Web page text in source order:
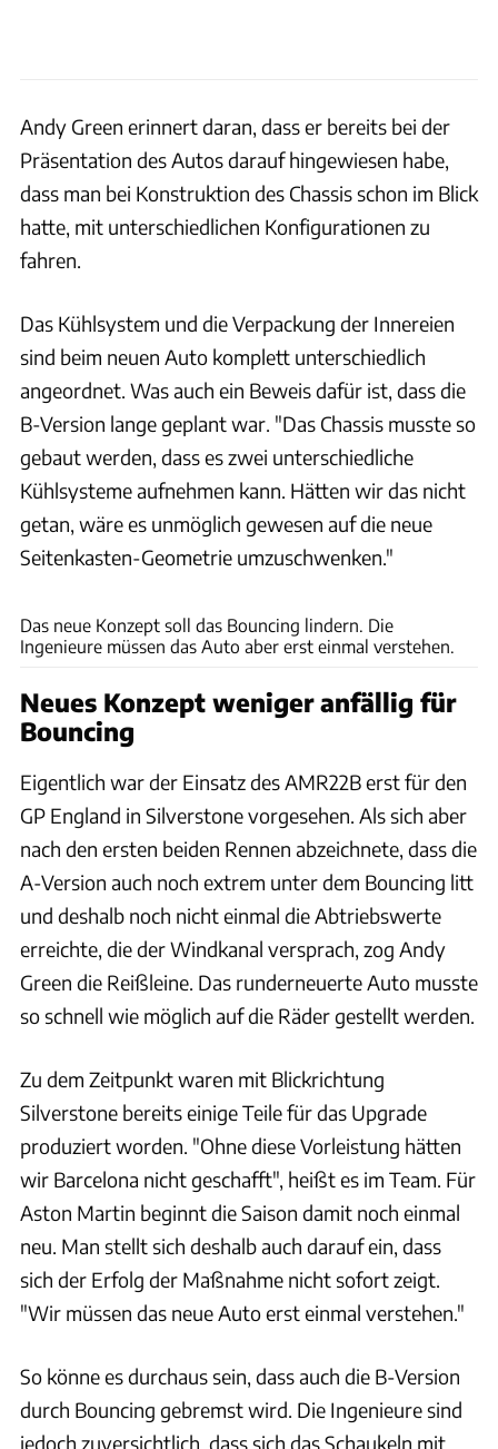
Andy Green erinnert daran, dass er bereits bei der
Präsentation des Autos darauf hingewiesen habe,
dass man bei Konstruktion des Chassis schon im Blick
hatte, mit unterschiedlichen Konfigurationen zu
fahren.
Das Kühlsystem und die Verpackung der Innereien
sind beim neuen Auto komplett unterschiedlich
angeordnet. Was auch ein Beweis dafür ist, dass die
B-Version lange geplant war. "Das Chassis musste so
gebaut werden, dass es zwei unterschiedliche
Kühlsysteme aufnehmen kann. Hätten wir das nicht
getan, wäre es unmöglich gewesen auf die neue
Seitenkasten-Geometrie umzuschwenken."
Das neue Konzept soll das Bouncing lindern. Die
Ingenieure müssen das Auto aber erst einmal verstehen.
Neues Konzept weniger anfällig für
Bouncing
Eigentlich war der Einsatz des AMR22B erst für den
GP England in Silverstone vorgesehen. Als sich aber
nach den ersten beiden Rennen abzeichnete, dass die
A-Version auch noch extrem unter dem Bouncing litt
und deshalb noch nicht einmal die Abtriebswerte
erreichte, die der Windkanal versprach, zog Andy
Green die Reißleine. Das runderneuerte Auto musste
so schnell wie möglich auf die Räder gestellt werden.
Zu dem Zeitpunkt waren mit Blickrichtung
Silverstone bereits einige Teile für das Upgrade
produziert worden. "Ohne diese Vorleistung hätten
wir Barcelona nicht geschafft", heißt es im Team. Für
Aston Martin beginnt die Saison damit noch einmal
neu. Man stellt sich deshalb auch darauf ein, dass
sich der Erfolg der Maßnahme nicht sofort zeigt.
"Wir müssen das neue Auto erst einmal verstehen."
So könne es durchaus sein, dass auch die B-Version
durch Bouncing gebremst wird. Die Ingenieure sind
jedoch zuversichtlich, dass sich das Schaukeln mit